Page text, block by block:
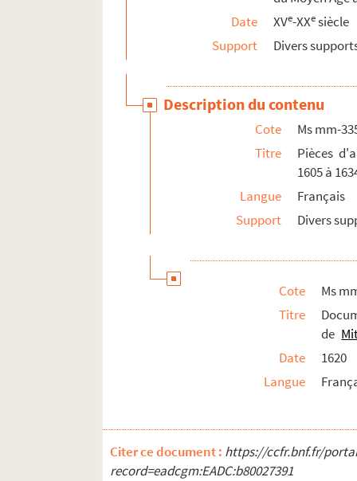
Date
XVe-XXesiècle
Support
Divers
Description du contenu
Cote
Ms mm-
Titre
Pièces
1605 à
Langue
Français
Support
Divers
Cote
Ms
Titre
de
Date
1620
Langue
Citer ce document : https://ccfr.bnf.fr/
record=eadcgm:EADC:b80027391